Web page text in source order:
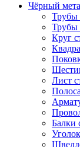
Чёрный
Трубы
Трубы
Круг
Лист
Балки